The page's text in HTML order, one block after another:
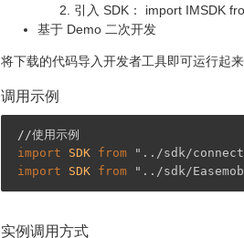
引入 SDK： import IMSDK
基于 Demo 二次开发
将下载的代码导入开发者工具即可运行起来
调用示例
//使用示例
import SDK from "../sdk/
import SDK from "../sdk/
实例调用方式